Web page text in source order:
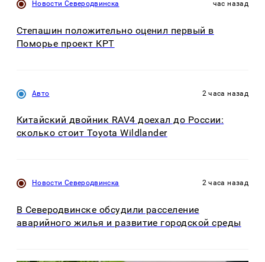
Новости Северодвинска час назад
Степашин положительно оценил первый в
Поморье проект КРТ
Авто 2 часа назад
Китайский двойник RAV4 доехал до России:
сколько стоит Toyota Wildlander
Новости Северодвинска 2 часа назад
В Северодвинске обсудили расселение
аварийного жилья и развитие городской среды